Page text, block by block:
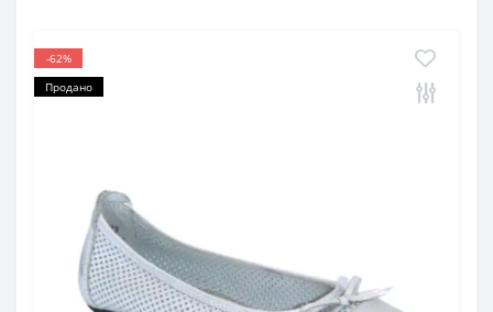
-62%
Продано